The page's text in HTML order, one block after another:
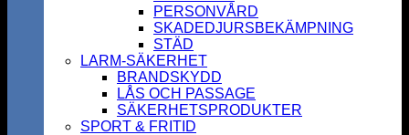
PERSONVÅRD
SKADEDJURSBEKÄMPNING
STÄD
LARM-SÄKERHET
BRANDSKYDD
LÅS OCH PASSAGE
SÄKERHETSPRODUKTER
SPORT & FRITID